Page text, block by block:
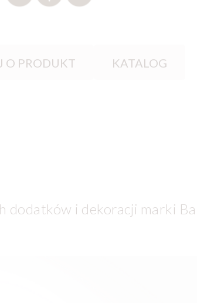
O PRODUKT KATALOG
dodatków i dekoracji marki